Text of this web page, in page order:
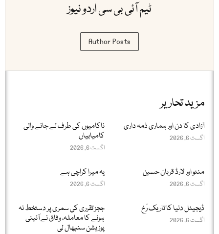
ٹیم آئی بی سی اردو نیوز
Author Posts
مزید تحاریر
آزادی کا دن اور ہماری ذمہ داری
اگست 6, 2026
ناکامیوں کی طرف لے جانے والی
کامیابیاں
اگست 6, 2026
منٹو اور لارڈ قربان حسین
اگست 6, 2026
یہ میرا کراچی ہے
اگست 6, 2026
ڈیجیٹل دنیا کا تاریک رُخ
اگست 6, 2026
ججز تقرری کی سمری پر دستخط نہ
ہونے کا معاملہ، وفاق نے آئینی
پوزیشن سنبھال لی